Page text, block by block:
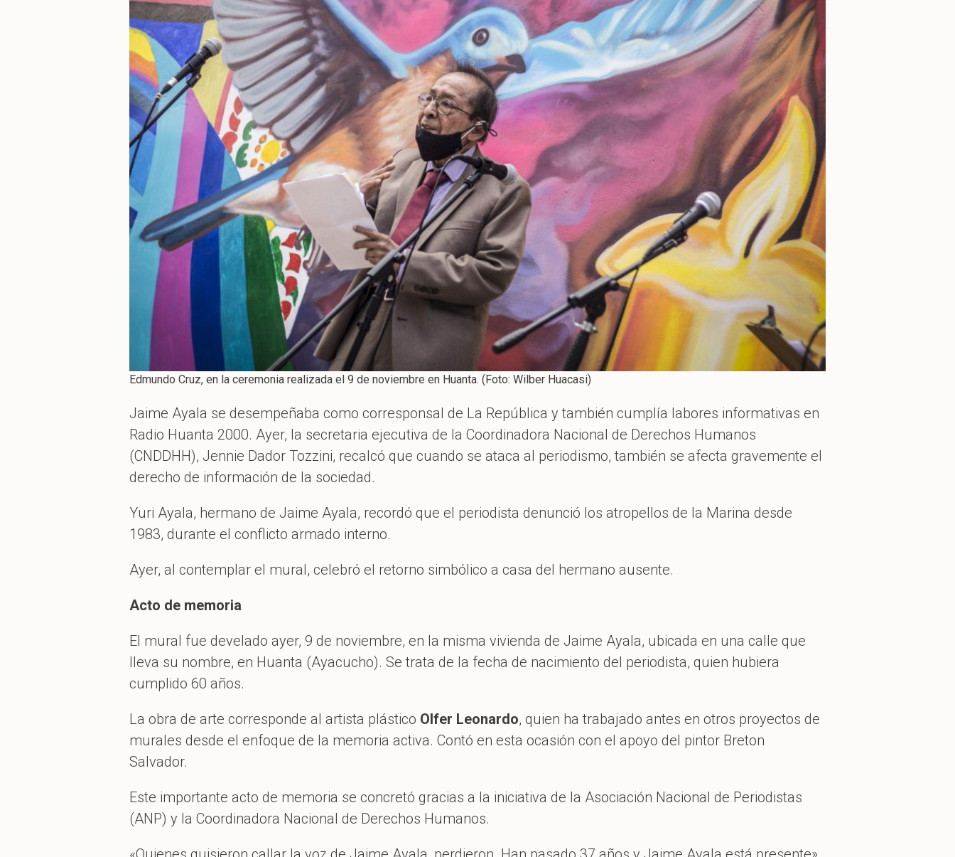
Edmundo Cruz, en la ceremonia realizada el 9 de noviembre en Huanta. (Foto: Wilber Huacasi)
Jaime Ayala se desempeñaba como corresponsal de La República y también cumplía labores informativas en
Radio Huanta 2000. Ayer, la secretaria ejecutiva de la Coordinadora Nacional de Derechos Humanos
(CNDDHH), Jennie Dador Tozzini, recalcó que cuando se ataca al periodismo, también se afecta gravemente el
derecho de información de la sociedad.
Yuri Ayala, hermano de Jaime Ayala, recordó que el periodista denunció los atropellos de la Marina desde
1983, durante el conflicto armado interno.
Ayer, al contemplar el mural, celebró el retorno simbólico a casa del hermano ausente.
Acto de memoria
El mural fue develado ayer, 9 de noviembre, en la misma vivienda de Jaime Ayala, ubicada en una calle que
lleva su nombre, en Huanta (Ayacucho). Se trata de la fecha de nacimiento del periodista, quien hubiera
cumplido 60 años.
La obra de arte corresponde al artista plástico Olfer Leonardo, quien ha trabajado antes en otros proyectos de
murales desde el enfoque de la memoria activa. Contó en esta ocasión con el apoyo del pintor Breton
Salvador.
Este importante acto de memoria se concretó gracias a la iniciativa de la Asociación Nacional de Periodistas
(ANP) y la Coordinadora Nacional de Derechos Humanos.